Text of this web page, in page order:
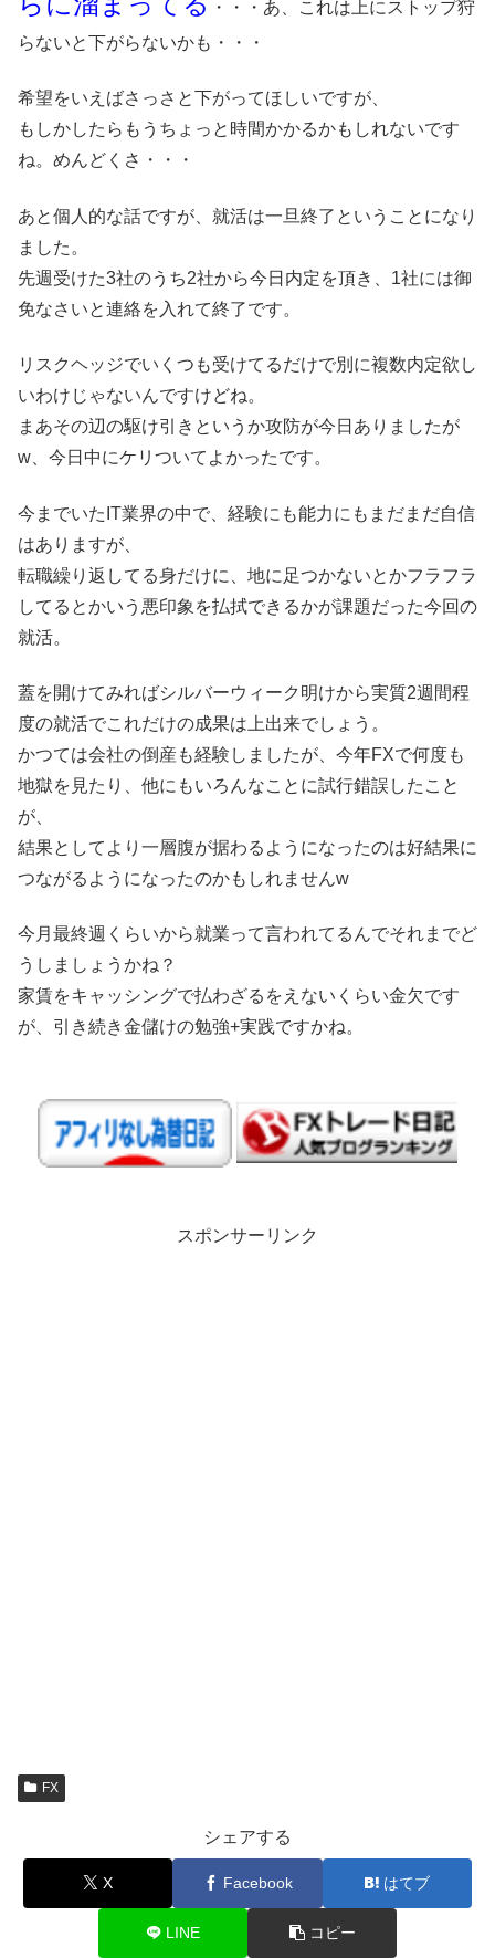
・・・あ、これは上にストップ狩
らないと下がらないかも・・・
希望をいえばさっさと下がってほしいですが、
もしかしたらもうちょっと時間かかるかもしれないです
ね。めんどくさ・・・
あと個人的な話ですが、就活は一旦終了ということになり
ました。
先週受けた3社のうち2社から今日内定を頂き、1社には御
免なさいと連絡を入れて終了です。
リスクヘッジでいくつも受けてるだけで別に複数内定欲し
いわけじゃないんですけどね。
まあその辺の駆け引きというか攻防が今日ありましたが
w、今日中にケリついてよかったです。
今までいたIT業界の中で、経験にも能力にもまだまだ自信
はありますが、
転職繰り返してる身だけに、地に足つかないとかフラフラ
してるとかいう悪印象を払拭できるかが課題だった今回の
就活。
蓋を開けてみればシルバーウィーク明けから実質2週間程
度の就活でこれだけの成果は上出来でしょう。
かつては会社の倒産も経験しましたが、今年FXで何度も
地獄を見たり、他にもいろんなことに試行錯誤したこと
が、
結果としてより一層腹が据わるようになったのは好結果に
つながるようになったのかもしれませんw
今月最終週くらいから就業って言われてるんでそれまでど
うしましょうかね？
家賃をキャッシングで払わざるをえないくらい金欠です
が、引き続き金儲けの勉強+実践ですかね。
スポンサーリンク
FX
シェアする
X Facebook はてブ
LINE コピー